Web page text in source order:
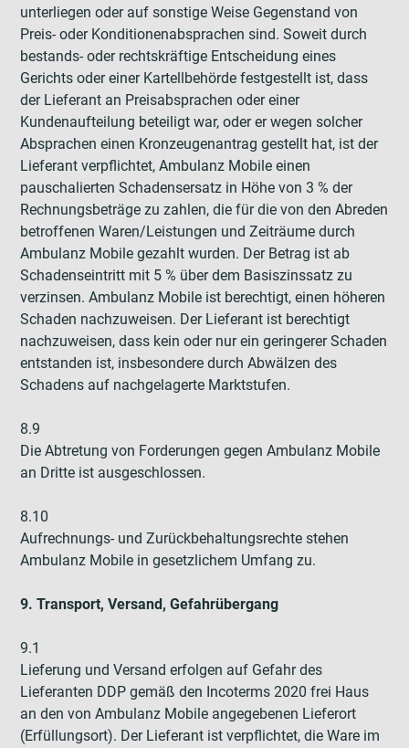
unterliegen oder auf sonstige Weise Gegenstand von
Preis- oder Konditionenabsprachen sind. Soweit durch
bestands- oder rechtskräftige Entscheidung eines
Gerichts oder einer Kartellbehörde festgestellt ist, dass
der Lieferant an Preisabsprachen oder einer
Kundenaufteilung beteiligt war, oder er wegen solcher
Absprachen einen Kronzeugenantrag gestellt hat, ist der
Lieferant verpflichtet, Ambulanz Mobile einen
pauschalierten Schadensersatz in Höhe von 3 % der
Rechnungsbeträge zu zahlen, die für die von den Abreden
betroffenen Waren/Leistungen und Zeiträume durch
Ambulanz Mobile gezahlt wurden. Der Betrag ist ab
Schadenseintritt mit 5 % über dem Basiszinssatz zu
verzinsen. Ambulanz Mobile ist berechtigt, einen höheren
Schaden nachzuweisen. Der Lieferant ist berechtigt
nachzuweisen, dass kein oder nur ein geringerer Schaden
entstanden ist, insbesondere durch Abwälzen des
Schadens auf nachgelagerte Marktstufen.
8.9
Die Abtretung von Forderungen gegen Ambulanz Mobile
an Dritte ist ausgeschlossen.
8.10
Aufrechnungs- und Zurückbehaltungsrechte stehen
Ambulanz Mobile in gesetzlichem Umfang zu.
9. Transport, Versand, Gefahrübergang
9.1
Lieferung und Versand erfolgen auf Gefahr des
Lieferanten DDP gemäß den Incoterms 2020 frei Haus
an den von Ambulanz Mobile angegebenen Lieferort
(Erfüllungsort). Der Lieferant ist verpflichtet, die Ware im